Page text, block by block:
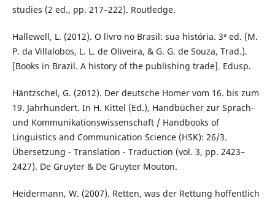
studies (2 ed., pp. 217–222). Routledge.
Hallewell, L. (2012). O livro no Brasil: sua história. 3ª ed. (M.
P. da Villalobos, L. L. de Oliveira, & G. G. de Souza, Trad.).
[Books in Brazil. A history of the publishing trade]. Edusp.
Häntzschel, G. (2012). Der deutsche Homer vom 16. bis zum
19. Jahrhundert. In H. Kittel (Ed.), Handbücher zur Sprach-
und Kommunikationswissenschaft / Handbooks of
Linguistics and Communication Science (HSK): 26/3.
Übersetzung - Translation - Traduction (vol. 3, pp. 2423–
2427). De Gruyter & De Gruyter Mouton.
Heidermann, W. (2007). Retten, was der Rettung hoffentlich